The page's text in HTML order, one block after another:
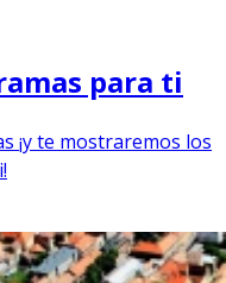
para ti
¡y te mostraremos los